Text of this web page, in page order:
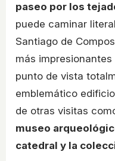
paseo por los
puede caminar
Santiago de
más
punto de vista
emblemático
de otras visitas
museo
catedral y la